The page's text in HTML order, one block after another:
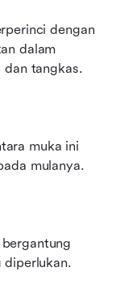
dengan
dalam
dan tangkas.
muka ini
mulanya.
diperlukan.